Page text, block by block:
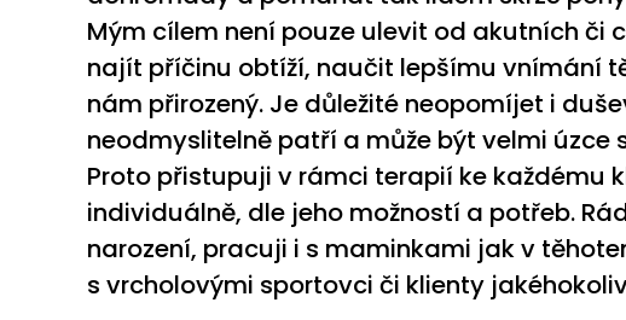
Mým cílem není pouze ulevit od akutních či
najít příčinu obtíží, naučit lepšímu vnímání
nám přirozený. Je důležité neopomíjet i
neodmyslitelně patří a může být velmi úzce
Proto přistupuji v rámci terapií ke každému
individuálně, dle jeho možností a potřeb.
narození, pracuji i s maminkami jak v
s vrcholovými sportovci či klienty